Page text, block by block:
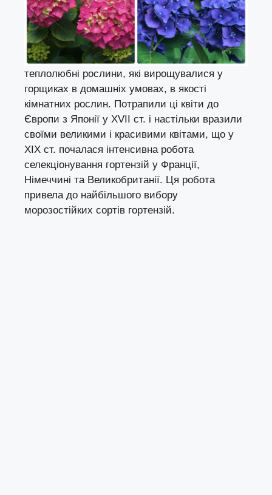
теплолюбні рослини, які вирощувалися у
горщиках в домашніх умовах, в якості
кімнатних рослин. Потрапили ці квіти до
Європи з Японії у XVII ст. і настільки вразили
своїми великими і красивими квітами, що у
ХІХ ст. почалася інтенсивна робота
селекціонування гортензій у Франції,
Німеччині та Великобританії. Ця робота
привела до найбільшого вибору
морозостійких сортів гортензій.